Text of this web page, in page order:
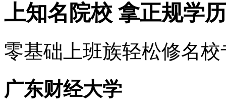
上知名院校 拿正规学历
零基础上班族轻松修名
广东财经大学